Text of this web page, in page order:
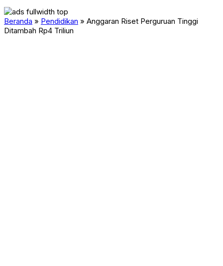
Beranda » Pendidikan » Anggaran Riset Perguruan Tinggi
Ditambah Rp4 Triliun